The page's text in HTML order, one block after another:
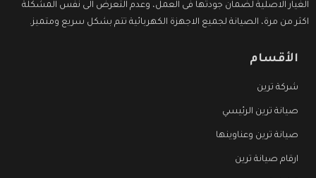
الغيار الاصلية لضمان جودتها فى العمل، وعدم التعرض الى نفس المشكلة
اكثر من مرة، الصيانة لجميع الاجهزة الكهربائية تتم بشكل سريع ومتميز.
الأقسام
شركة ترين
صيانة ترين الرئيسي
صيانة ترين وعناوينها
ارقام صيانة ترين